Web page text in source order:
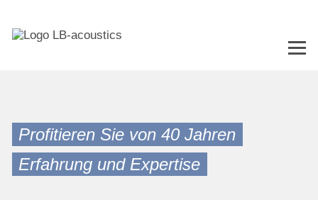
Profitieren Sie von 40 Jahren
Erfahrung und Expertise